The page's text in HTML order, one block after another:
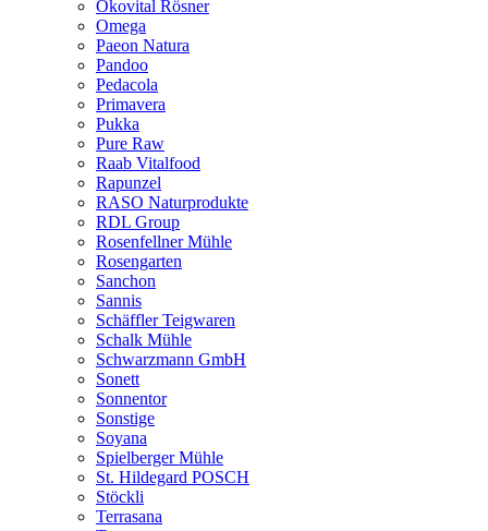
Ökovital Rösner
Omega
Paeon Natura
Pandoo
Pedacola
Primavera
Pukka
Pure Raw
Raab Vitalfood
Rapunzel
RASO Naturprodukte
RDL Group
Rosenfellner Mühle
Rosengarten
Sanchon
Sannis
Schäffler Teigwaren
Schalk Mühle
Schwarzmann GmbH
Sonett
Sonnentor
Sonstige
Soyana
Spielberger Mühle
St. Hildegard POSCH
Stöckli
Terrasana